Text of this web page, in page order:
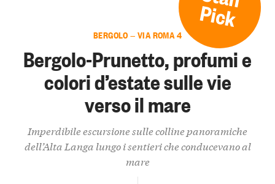
Pick
BERGOLO — VIA ROMA 4
Bergolo-Prunetto, profumi e
colori d’estate sulle vie
verso il mare
Imperdibile escursione sulle colline panoramiche
dell’Alta Langa lungo i sentieri che conducevano al
mare